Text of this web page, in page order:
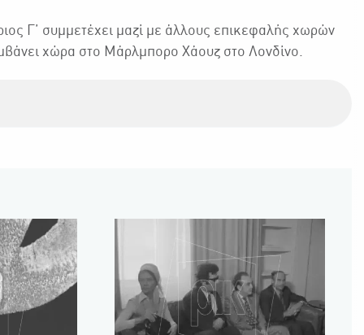
Γ΄ συμμετέχει μαζί με άλλους επικεφαλής χωρών
χώρα στο Μάρλμπορο Χάουζ στο Λονδίνο.